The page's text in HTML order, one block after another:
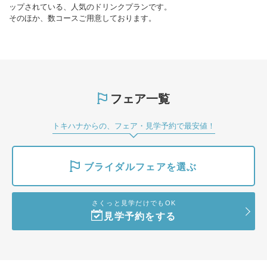
ップされている、人気のドリンクプランです。
そのほか、数コースご用意しております。
フェア一覧
トキハナからの、フェア・見学予約で最安値！
ブライダルフェアを選ぶ
さくっと見学だけでもOK
見学予約をする